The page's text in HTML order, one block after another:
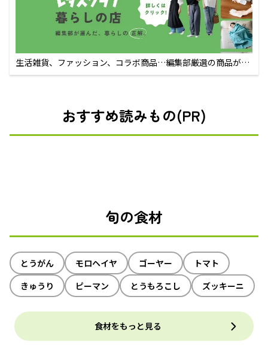
生活雑貨、ファッション、コラボ商品…編集部厳選の商品が買
えるECサイト
おすすめ読みもの(PR)
旬の食材
とうがん モロヘイヤ ゴーヤー
トマト
きゅうり
ピーマン とうもろこし ズッキーニ
食材をもっと見る